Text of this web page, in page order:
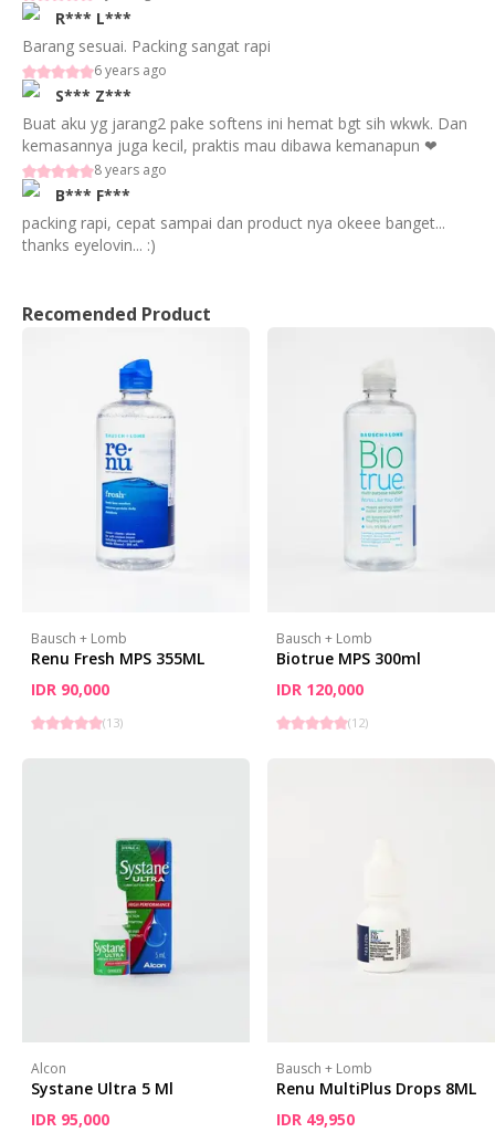
R*** L***
Barang sesuai. Packing sangat rapi
6 years ago
S*** Z***
Buat aku yg jarang2 pake softens ini hemat bgt sih wkwk. Dan
kemasannya juga kecil, praktis mau dibawa kemanapun ❤
8 years ago
B*** F***
packing rapi, cepat sampai dan product nya okeee banget...
thanks eyelovin... :)
Recomended Product
Bausch + Lomb
Renu Fresh MPS 355ML
IDR 90,000
(13)
Bausch + Lomb
Biotrue MPS 300ml
IDR 120,000
(12)
Alcon
Systane Ultra 5 Ml
IDR 95,000
Bausch + Lomb
Renu MultiPlus Drops 8ML
IDR 49,950